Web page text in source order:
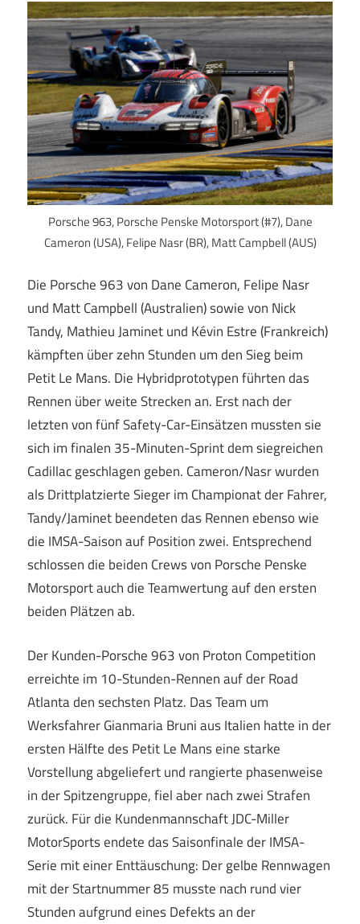
Porsche 963, Porsche Penske Motorsport (#7), Dane
Cameron (USA), Felipe Nasr (BR), Matt Campbell (AUS)
Die Porsche 963 von Dane Cameron, Felipe Nasr
und Matt Campbell (Australien) sowie von Nick
Tandy, Mathieu Jaminet und Kévin Estre (Frankreich)
kämpften über zehn Stunden um den Sieg beim
Petit Le Mans. Die Hybridprototypen führten das
Rennen über weite Strecken an. Erst nach der
letzten von fünf Safety-Car-Einsätzen mussten sie
sich im finalen 35-Minuten-Sprint dem siegreichen
Cadillac geschlagen geben. Cameron/Nasr wurden
als Drittplatzierte Sieger im Championat der Fahrer,
Tandy/Jaminet beendeten das Rennen ebenso wie
die IMSA-Saison auf Position zwei. Entsprechend
schlossen die beiden Crews von Porsche Penske
Motorsport auch die Teamwertung auf den ersten
beiden Plätzen ab.
Der Kunden-Porsche 963 von Proton Competition
erreichte im 10-Stunden-Rennen auf der Road
Atlanta den sechsten Platz. Das Team um
Werksfahrer Gianmaria Bruni aus Italien hatte in der
ersten Hälfte des Petit Le Mans eine starke
Vorstellung abgeliefert und rangierte phasenweise
in der Spitzengruppe, fiel aber nach zwei Strafen
zurück. Für die Kundenmannschaft JDC-Miller
MotorSports endete das Saisonfinale der IMSA-
Serie mit einer Enttäuschung: Der gelbe Rennwagen
mit der Startnummer 85 musste nach rund vier
Stunden aufgrund eines Defekts an der